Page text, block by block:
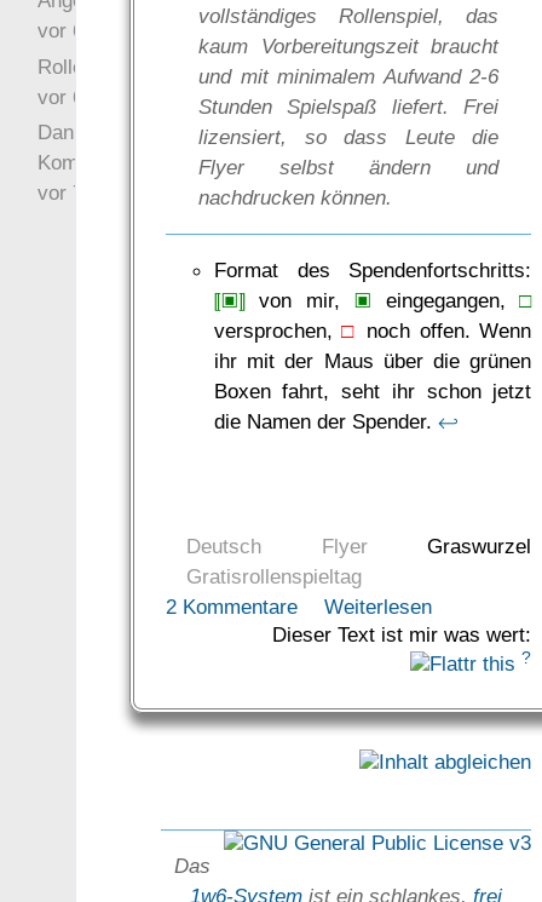
vollständiges Rollenspiel, das
kaum Vorbereitungszeit braucht
und mit minimalem Aufwand 2-6
Stunden Spielspaß liefert. Frei
lizensiert, so dass Leute die
Flyer selbst ändern und
nachdrucken können.
Format des Spendenfortschritts:
⟦▣⟧von mir, ▣ eingegangen,□
versprochen,□ noch offen. Wenn
ihr mit der Maus über die grünen
Boxen fahrt, seht ihr schon jetzt
die Namen der Spender. ↩
Deutsch Flyer
Graswurzel
Gratisrollenspieltag
2 Kommentare
Weiterlesen
Dieser Text ist mir was wert:
?
Das
1w6-System ist ein schlankes,frei
vor 6 Jahre 10 Wochen
Rollenspielrunde
vor 6 Jahre 10 Wochen
Danke für Deinen
Kommentar!
vor 7 Jahre 22 Wochen